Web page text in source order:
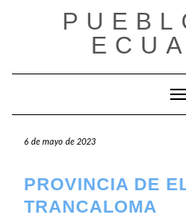
6 de mayo de 2023
PROVINCIA DE
TRANCALOMA